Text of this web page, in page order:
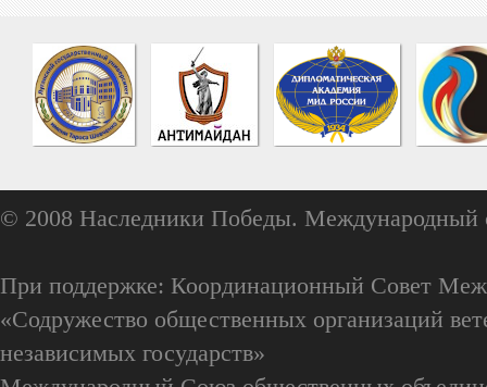
© 2008 Наследники Победы. Международный
При поддержке: Координационный Совет
«Содружество общественных организаций
независимых государств»